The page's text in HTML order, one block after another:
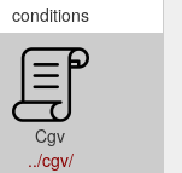
conditions
Cgv
../cgv/